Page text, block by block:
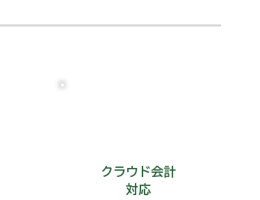
クラウド会計
対応